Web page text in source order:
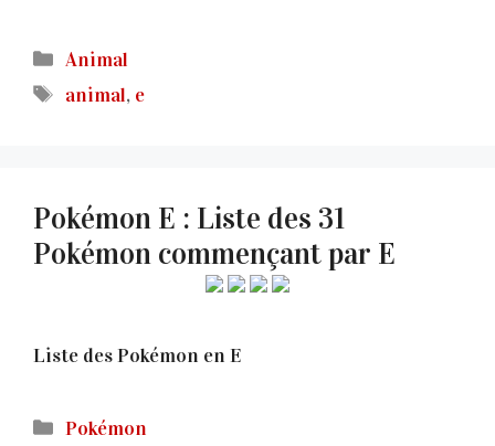
Catégories
Animal
Étiquettes
animal, e
Pokémon E : Liste des 31
Pokémon commençant par E
Liste des Pokémon en E
Catégories
Pokémon